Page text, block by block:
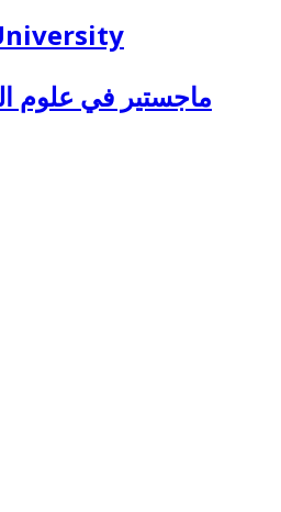
ماجستير في علوم